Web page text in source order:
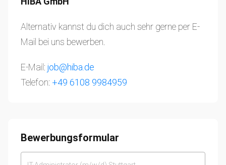
Alternativ kannst du dich auch sehr gerne per E-
Mail bei uns bewerben.
E-Mail: job@hiba.de
Telefon: +49 6108 9984959
Bewerbungsformular